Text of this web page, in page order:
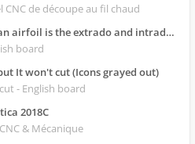
CNC de découpe au fil chaud
airfoil is the extrado and intrado?
board
It won't cut (Icons grayed out)
- English board
2018C
& Mécanique